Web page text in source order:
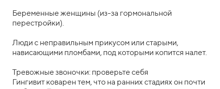
Беременные женщины (из-за гормональной
перестройки).
Люди с неправильным прикусом или старыми,
нависающими пломбами, под которыми копится налет.
Тревожные звоночки: проверьте себя
Гингивит коварен тем, что на ранних стадиях он почти